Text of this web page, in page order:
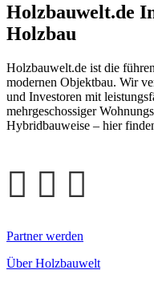
Holzbauwelt.de
Holzbau
Holzbauwelt.de ist die
modernen Objektbau. Wir
und Investoren mit
mehrgeschossiger
Hybridbauweise – hier
Partner werden
Über Holzbauwelt